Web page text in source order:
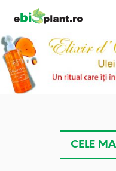
CELE